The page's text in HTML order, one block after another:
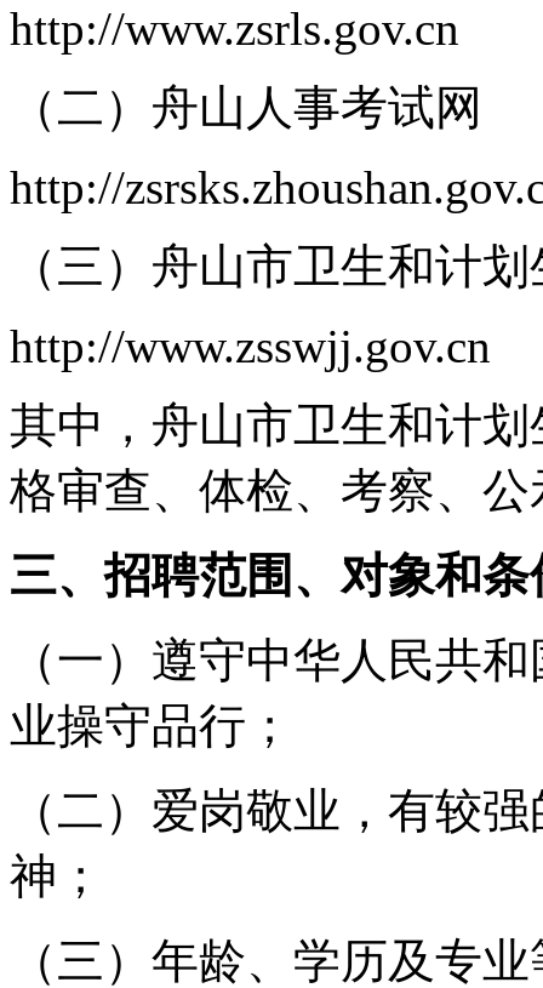
http://www.zsrls.gov.cn
（二）舟山人事考试网
http://
（三）舟山市卫生和计
http://www.zsswjj.gov.cn
其中，舟山市卫生和计
格审查、体检、考察、
三、招聘范围、对象和条
（一）遵守中华人民共
业操守品行；
（二）爱岗敬业，有较
神；
（三）年龄、学历及专